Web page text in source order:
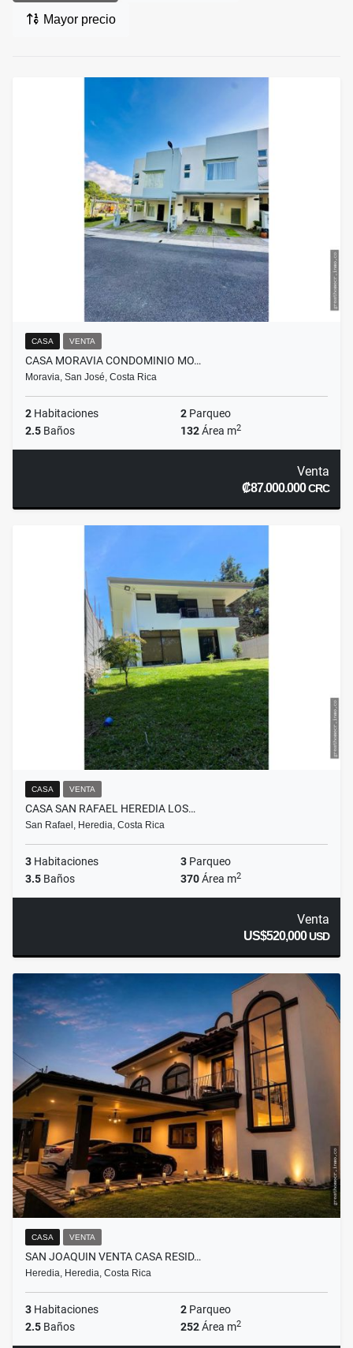
Mayor precio
CASA VENTA
CASA MORAVIA CONDOMINIO MO…
Moravia, San José, Costa Rica
2 Habitaciones 2 Parqueo
2.5 Baños 132Área m2
Venta
₡87.000.000CRC
CASA VENTA
CASA SAN RAFAEL HEREDIA LOS…
San Rafael, Heredia, Costa Rica
3 Habitaciones 3 Parqueo
3.5 Baños 370Área m2
Venta
US$520,000USD
CASA VENTA
SAN JOAQUIN VENTA CASA RESID…
Heredia, Heredia, Costa Rica
3 Habitaciones 2 Parqueo
2.5 Baños 252Área m2